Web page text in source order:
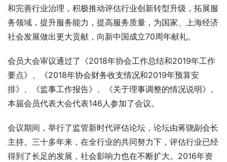
和完善行业治理，积极推动评估行业创新转型升级，拓展服
务领域，提升服务能力，提高服务质量，为国家、上海经济
社会发展做出更大贡献，向新中国成立70周年献礼。
会员大会审议通过了《2018年协会工作总结和2019年工作
要点》、《2018年协会财务收支情况和2019年预算安
排》、《监事工作报告》、《关于理事调整的情况说明》。
本届会员代表大会代表146人参加了会议。
会议期间，举行了监管新时代评估论坛，论坛由蒋骁副会长
主持。三十多年来，在全行业的共同努力下，评估行业已经
得到了长足的发展，社会影响力也在不断扩大。2016年资